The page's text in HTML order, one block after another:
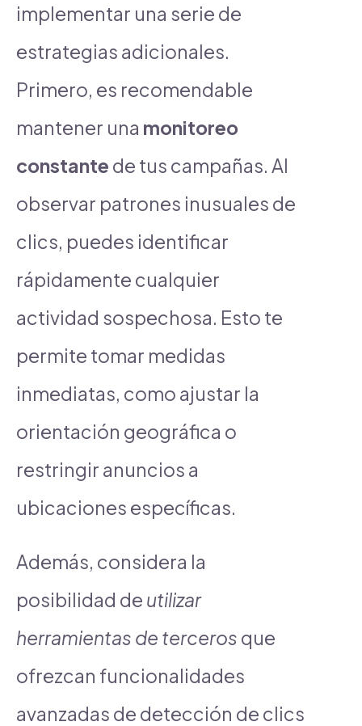
implementar una serie de
estrategias adicionales.
Primero, es recomendable
mantener una monitoreo
constante de tus campañas. Al
observar patrones inusuales de
clics, puedes identificar
rápidamente cualquier
actividad sospechosa. Esto te
permite tomar medidas
inmediatas, como ajustar la
orientación geográfica o
restringir anuncios a
ubicaciones específicas.
Además, considera la
posibilidad de utilizar
herramientas de terceros que
ofrezcan funcionalidades
avanzadas de detección de clics